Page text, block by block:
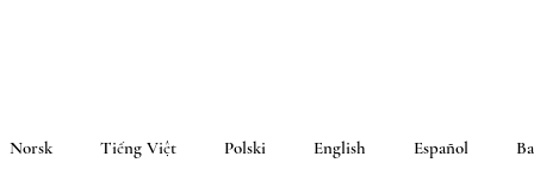
Norsk Tiếng Việt Polski English Español